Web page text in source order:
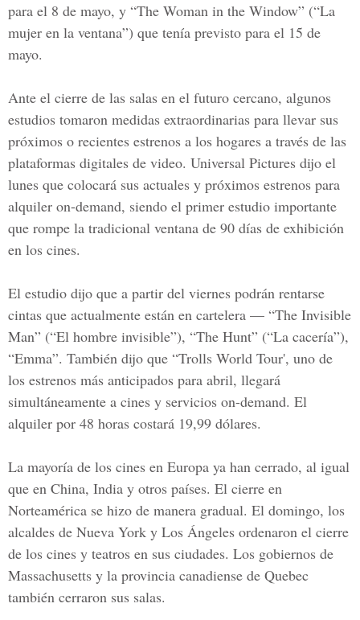
para el 8 de mayo, y “The Woman in the Window” (“La
mujer en la ventana”) que tenía previsto para el 15 de
mayo.
Ante el cierre de las salas en el futuro cercano, algunos
estudios tomaron medidas extraordinarias para llevar sus
próximos o recientes estrenos a los hogares a través de las
plataformas digitales de video. Universal Pictures dijo el
lunes que colocará sus actuales y próximos estrenos para
alquiler on-demand, siendo el primer estudio importante
que rompe la tradicional ventana de 90 días de exhibición
en los cines.
El estudio dijo que a partir del viernes podrán rentarse
cintas que actualmente están en cartelera — “The Invisible
Man” (“El hombre invisible”), “The Hunt” (“La cacería”),
“Emma”. También dijo que “Trolls World Tour', uno de
los estrenos más anticipados para abril, llegará
simultáneamente a cines y servicios on-demand. El
alquiler por 48 horas costará 19,99 dólares.
La mayoría de los cines en Europa ya han cerrado, al igual
que en China, India y otros países. El cierre en
Norteamérica se hizo de manera gradual. El domingo, los
alcaldes de Nueva York y Los Ángeles ordenaron el cierre
de los cines y teatros en sus ciudades. Los gobiernos de
Massachusetts y la provincia canadiense de Quebec
también cerraron sus salas.